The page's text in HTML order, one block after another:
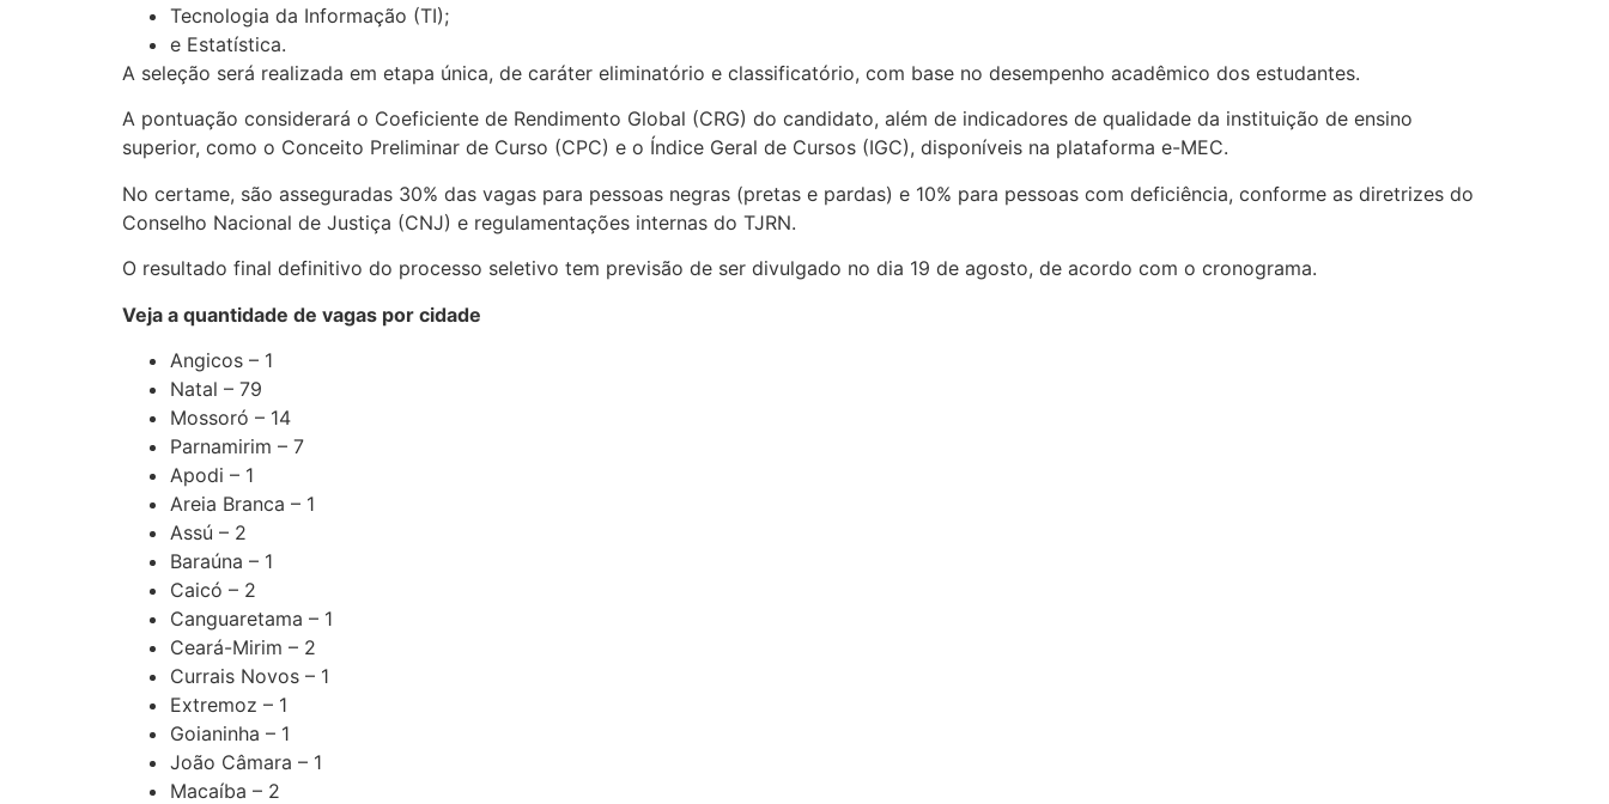
Tecnologia da Informação (TI);
e Estatística.
A seleção será realizada em etapa única, de caráter eliminatório e classificatório, com base no desempenho acadêmico dos estudantes.
A pontuação considerará o Coeficiente de Rendimento Global (CRG) do candidato, além de indicadores de qualidade da instituição de ensino
superior, como o Conceito Preliminar de Curso (CPC) e o Índice Geral de Cursos (IGC), disponíveis na plataforma e-MEC.
No certame, são asseguradas 30% das vagas para pessoas negras (pretas e pardas) e 10% para pessoas com deficiência, conforme as diretrizes do
Conselho Nacional de Justiça (CNJ) e regulamentações internas do TJRN.
O resultado final definitivo do processo seletivo tem previsão de ser divulgado no dia 19 de agosto, de acordo com o cronograma.
Veja a quantidade de vagas por cidade
Angicos – 1
Natal – 79
Mossoró – 14
Parnamirim – 7
Apodi – 1
Areia Branca – 1
Assú – 2
Baraúna – 1
Caicó – 2
Canguaretama – 1
Ceará-Mirim – 2
Currais Novos – 1
Extremoz – 1
Goianinha – 1
João Câmara – 1
Macaíba – 2